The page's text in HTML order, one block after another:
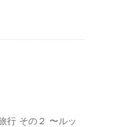
行 その２ 〜ルッ